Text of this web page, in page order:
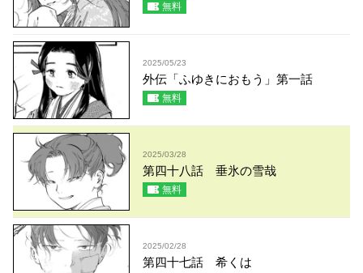
無料
2025/05/23
外伝「ふゆきにおもう」第一話
無料
2025/03/28
第四十八話 垂氷の雪哉
無料
2025/02/28
第四十七話 希くは